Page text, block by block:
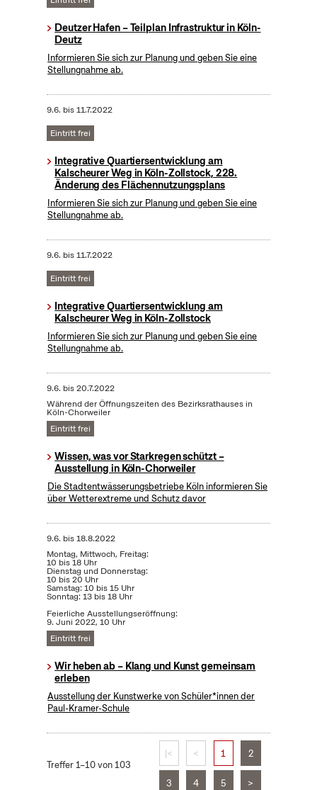
Deutzer Hafen – Teilplan Infrastruktur in Köln-
Deutz
Informieren Sie sich zur Planung und geben Sie eine
Stellungnahme ab.
9.6. bis11.7.2022
Eintritt frei
Integrative Quartiersentwicklung am
Kalscheurer Weg in Köln-Zollstock, 228.
Änderung des Flächennutzungsplans
Informieren Sie sich zur Planung und geben Sie eine
Stellungnahme ab.
9.6. bis11.7.2022
Eintritt frei
Integrative Quartiersentwicklung am
Kalscheurer Weg in Köln-Zollstock
Informieren Sie sich zur Planung und geben Sie eine
Stellungnahme ab.
9.6. bis20.7.2022
Während der Öffnungszeiten des Bezirksrathauses in
Köln-Chorweiler
Eintritt frei
Wissen, was vor Starkregen schützt –
Ausstellung in Köln-Chorweiler
Die Stadtentwässerungsbetriebe Köln informieren Sie
über Wetterextreme und Schutz davor
9.6. bis18.8.2022
Montag, Mittwoch, Freitag:
10 bis 18 Uhr
Dienstag und Donnerstag:
10 bis 20 Uhr
Samstag: 10 bis 15 Uhr
Sonntag: 13 bis 18 Uhr
Feierliche Ausstellungseröffnung:
9. Juni 2022, 10 Uhr
Eintritt frei
Wir heben ab – Klang und Kunst gemeinsam
erleben
Ausstellung der Kunstwerke von Schüler*innen der
Paul-Kramer-Schule
Treffer 1–10 von 103
|< < 1 2
3 4 5 >